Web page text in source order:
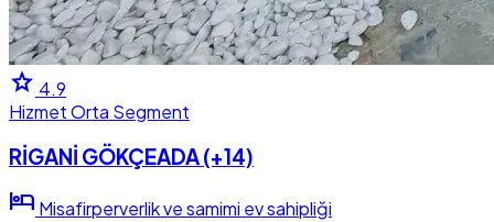
star 4.9
HizmetOrta Segment
RİGANİ GÖKÇEADA (+14)
hotel Misafirperverlik ve samimi ev sahipliği